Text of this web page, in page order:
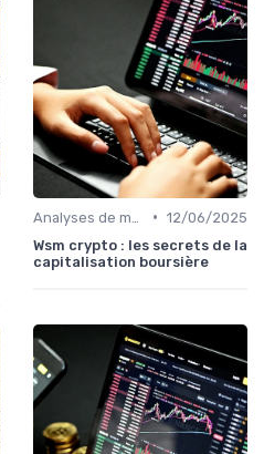
• 12/06/2025
Wsm crypto : les secrets de la
capitalisation boursière